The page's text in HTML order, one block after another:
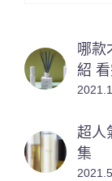
哪款
紹
超人
集